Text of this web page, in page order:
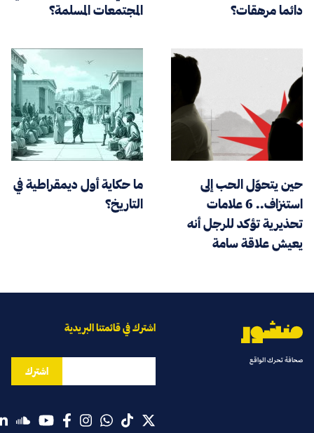
دائما مرهقات؟
المجتمعات المسلمة؟
حين يتحوّل الحب إلى
استنزاف.. 6 علامات
تحذيرية تؤكد للرجل أنه
يعيش علاقة سامة
ما حكاية أول ديمقراطية في
التاريخ؟
صحافة تحرك الواقع
اشترك في قائمتنا البريدية
اشترك